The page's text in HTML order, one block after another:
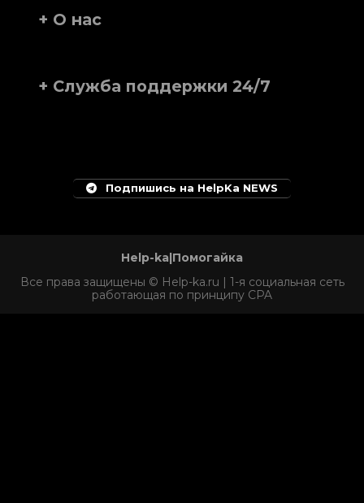
+ О нас
+ Служба поддержки 24/7
Подпишись на HelpKa NEWS
Help-ka|Помогайка
Все права защищены © Help-ka.ru | 1-я социальная сеть
работающая по принципу CPA